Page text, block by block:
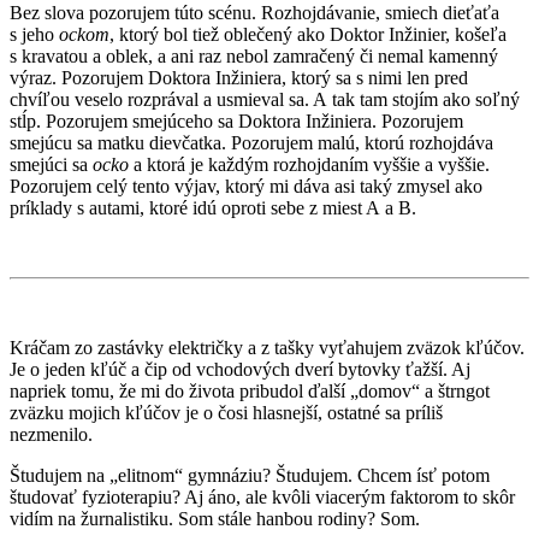
Bez slova pozorujem túto scénu. Rozhojdávanie, smiech dieťaťa
s jeho ockom, ktorý bol tiež oblečený ako Doktor Inžinier, košeľa
s kravatou a oblek, a ani raz nebol zamračený či nemal kamenný
výraz. Pozorujem Doktora Inžiniera, ktorý sa s nimi len pred
chvíľou veselo rozprával a usmieval sa. A tak tam stojím ako soľný
stĺp. Pozorujem smejúceho sa Doktora Inžiniera. Pozorujem
smejúcu sa matku dievčatka. Pozorujem malú, ktorú rozhojdáva
smejúci sa ocko a ktorá je každým rozhojdaním vyššie a vyššie.
Pozorujem celý tento výjav, ktorý mi dáva asi taký zmysel ako
príklady s autami, ktoré idú oproti sebe z miest A a B.
Kráčam zo zastávky električky a z tašky vyťahujem zväzok kľúčov.
Je o jeden kľúč a čip od vchodových dverí bytovky ťažší. Aj
napriek tomu, že mi do života pribudol ďalší „domov“ a štrngot
zväzku mojich kľúčov je o čosi hlasnejší, ostatné sa príliš
nezmenilo.
Študujem na „elitnom“ gymnáziu? Študujem. Chcem ísť potom
študovať fyzioterapiu? Aj áno, ale kvôli viacerým faktorom to skôr
vidím na žurnalistiku. Som stále hanbou rodiny? Som.